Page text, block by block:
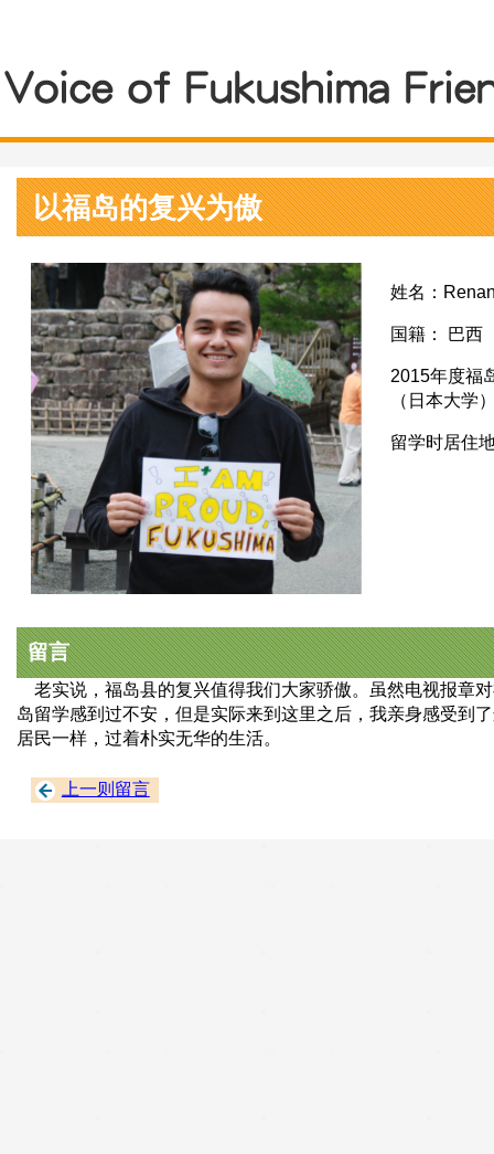
以福岛的复兴为傲
姓名：
国籍： 巴西
2015年度福
（日本大学
留学时居住
留言
老实说，福岛县的复兴值得我们大家骄傲。虽然电视报章
岛留学感到过不安，但是实际来到这里之后，我亲身感受到
居民一样，过着朴实无华的生活。
上一则留言